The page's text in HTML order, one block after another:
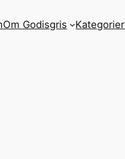
Om Godisgris Kategorier